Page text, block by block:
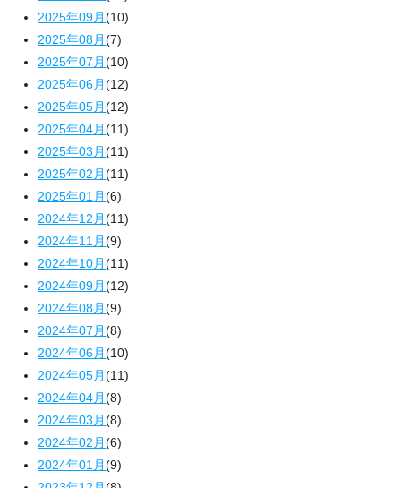
2025年09月(10)
2025年08月(7)
2025年07月(10)
2025年06月(12)
2025年05月(12)
2025年04月(11)
2025年03月(11)
2025年02月(11)
2025年01月(6)
2024年12月(11)
2024年11月(9)
2024年10月(11)
2024年09月(12)
2024年08月(9)
2024年07月(8)
2024年06月(10)
2024年05月(11)
2024年04月(8)
2024年03月(8)
2024年02月(6)
2024年01月(9)